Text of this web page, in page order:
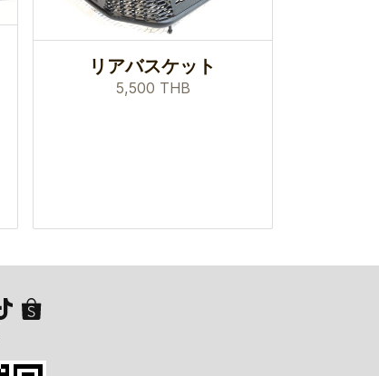
リアバスケット
5,500 THB